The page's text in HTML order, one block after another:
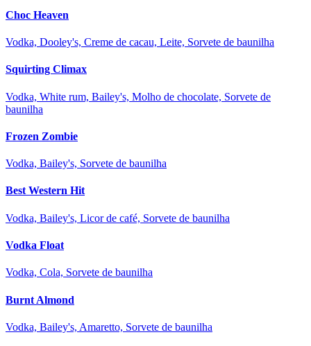
Choc Heaven
Vodka, Dooley's, Creme de cacau, Leite, Sorvete de baunilha
Squirting Climax
Vodka, White rum, Bailey's, Molho de chocolate, Sorvete de
baunilha
Frozen Zombie
Vodka, Bailey's, Sorvete de baunilha
Best Western Hit
Vodka, Bailey's, Licor de café, Sorvete de baunilha
Vodka Float
Vodka, Cola, Sorvete de baunilha
Burnt Almond
Vodka, Bailey's, Amaretto, Sorvete de baunilha